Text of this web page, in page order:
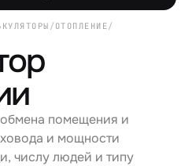
/ ОТОПЛЕНИЕ/
помещения и
и мощности
числу людей и типу